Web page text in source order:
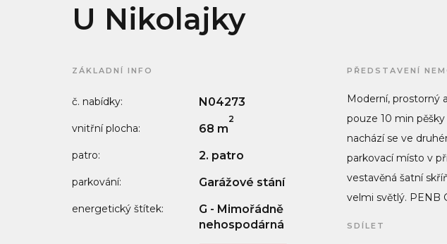
U Nikolajky
ZÁKLADNÍ INFO
č. nabídky: N04273
vnitřní plocha: 68 m
2
patro: 2. patro
parkování: Garážové stání
energetický štítek:
G - Mimořádně
nehospodárná
PŘEDSTAVENÍ
Moderní, prostorný
pouze 10 min
nachází se ve
parkovací místo v
vestavěná šatní
velmi světlý. PENB
SDÍLET